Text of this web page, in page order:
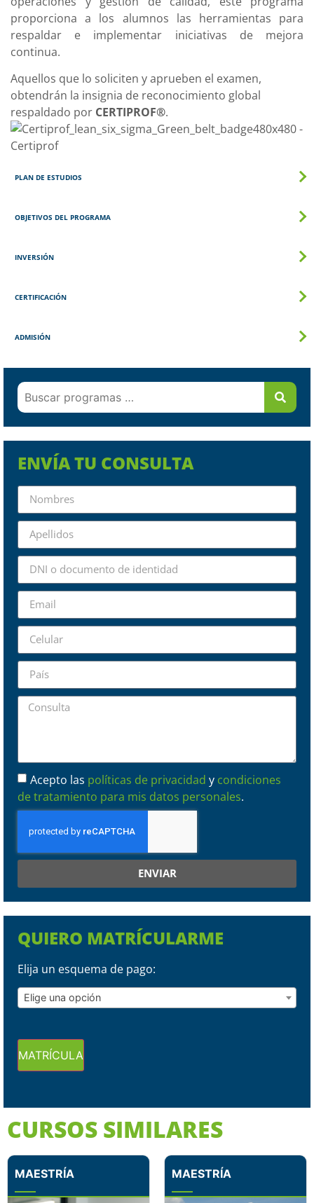
proporciona a los alumnos las herramientas para
respaldar e implementar iniciativas de mejora
continua.
Aquellos que lo soliciten y aprueben el examen,
obtendrán la insignia de reconocimiento global
respaldado por CERTIPROF®.
PLAN DE ESTUDIOS
OBJETIVOS DEL PROGRAMA
INVERSIÓN
CERTIFICACIÓN
ADMISIÓN
ENVÍA TU CONSULTA
Acepto las políticas de privacidad y condiciones
de tratamiento para mis datos personales.
ENVIAR
QUIERO MATRÍCULARME
Elija un esquema de pago:
Elige una opción
MATRÍCULA
CURSOS SIMILARES
MAESTRÍA MAESTRÍA